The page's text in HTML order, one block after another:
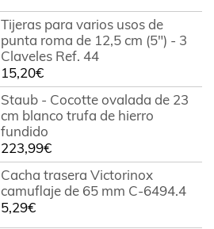
Tijeras para varios usos de
punta roma de 12,5 cm (5") - 3
Claveles Ref. 44
15,20€
Staub - Cocotte ovalada de 23
cm blanco trufa de hierro
fundido
223,99€
Cacha trasera Victorinox
camuflaje de 65 mm C-6494.4
5,29€